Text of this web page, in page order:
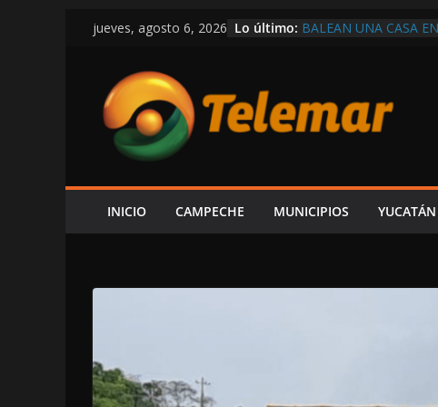
Saltar
contenido
jueves, agosto 6, 2026 Lo último: BALEAN UNA CASA
INFORME DE LAYDA
LUJOS SUBSIDIADOS
REABREN EL PASO
CON PERSONAL DE LA
OTRA VEZ SIN
¡TOME SUS
INICIO
CAMPECHE MUNICIPIOS YUCATÁN